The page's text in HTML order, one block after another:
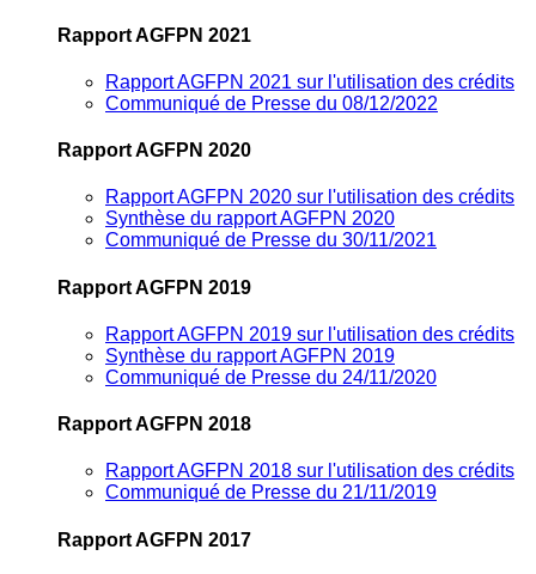
Rapport AGFPN 2021
Rapport AGFPN 2021 sur l'utilisation des crédits
Communiqué de Presse du 08/12/2022
Rapport AGFPN 2020
Rapport AGFPN 2020 sur l'utilisation des crédits
Synthèse du rapport AGFPN 2020
Communiqué de Presse du 30/11/2021
Rapport AGFPN 2019
Rapport AGFPN 2019 sur l'utilisation des crédits
Synthèse du rapport AGFPN 2019
Communiqué de Presse du 24/11/2020
Rapport AGFPN 2018
Rapport AGFPN 2018 sur l'utilisation des crédits
Communiqué de Presse du 21/11/2019
Rapport AGFPN 2017